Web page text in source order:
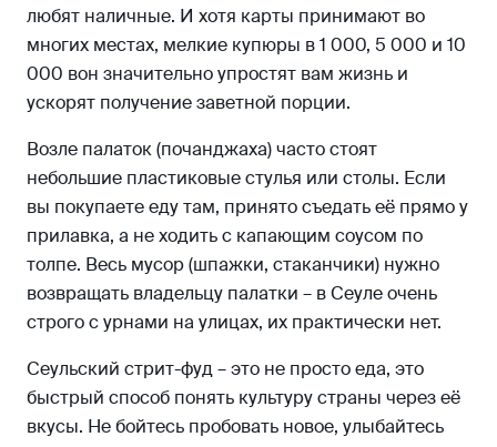
любят наличные. И хотя карты принимают во
многих местах, мелкие купюры в 1 000, 5 000 и 10
000 вон значительно упростят вам жизнь и
ускорят получение заветной порции.
Возле палаток (почанджаха) часто стоят
небольшие пластиковые стулья или столы. Если
вы покупаете еду там, принято съедать её прямо у
прилавка, а не ходить с капающим соусом по
толпе. Весь мусор (шпажки, стаканчики) нужно
возвращать владельцу палатки – в Сеуле очень
строго с урнами на улицах, их практически нет.
Сеульский стрит-фуд – это не просто еда, это
быстрый способ понять культуру страны через её
вкусы. Не бойтесь пробовать новое, улыбайтесь